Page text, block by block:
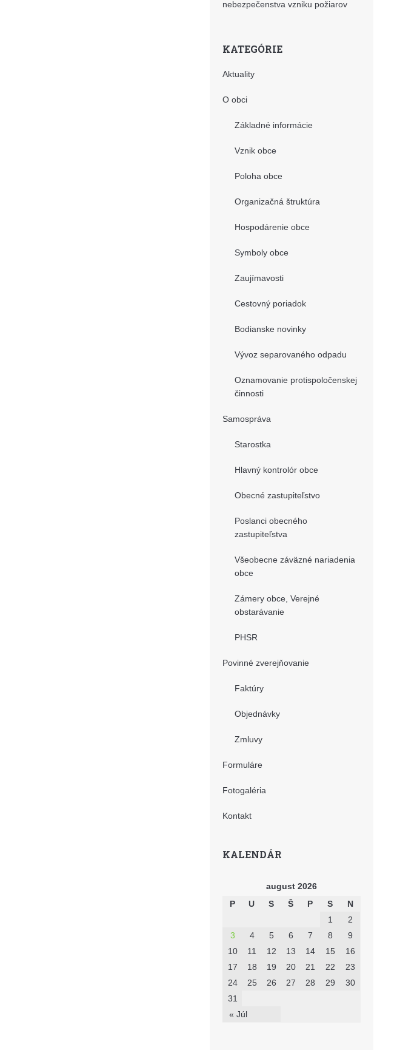
nebezpečenstva vzniku požiarov
KATEGÓRIE
Aktuality
O obci
Základné informácie
Vznik obce
Poloha obce
Organizačná štruktúra
Hospodárenie obce
Symboly obce
Zaujímavosti
Cestovný poriadok
Bodianske novinky
Vývoz separovaného odpadu
Oznamovanie protispoločenskej
činnosti
Samospráva
Starostka
Hlavný kontrolór obce
Obecné zastupiteľstvo
Poslanci obecného
zastupiteľstva
Všeobecne záväzné nariadenia
obce
Zámery obce, Verejné
obstarávanie
PHSR
Povinné zverejňovanie
Faktúry
Objednávky
Zmluvy
Formuláre
Fotogaléria
Kontakt
KALENDÁR
august 2026
P
U S Š P S N
« Júl
1
2
3
4 5 6 7 8
9
10
11 12 13 14 15
16
17
18 19 20 21 22
23
24
25 26 27 28 29
30
31